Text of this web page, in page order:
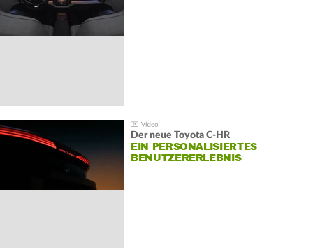
Der neue Toyota C-HR
EIN PERSONALISIERTES
BENUTZERERLEBNIS